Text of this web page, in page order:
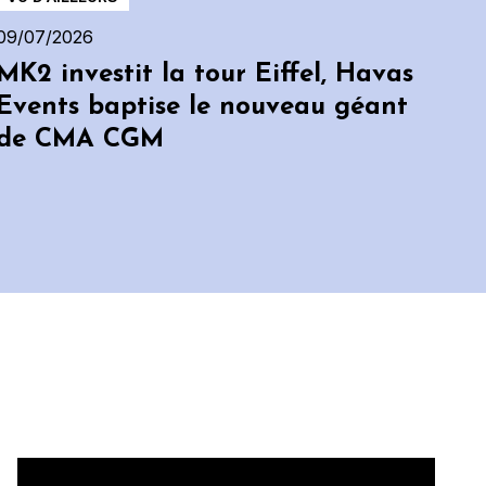
07/2026
investit la tour Eiffel, Havas
baptise le nouveau géant
CMA CGM